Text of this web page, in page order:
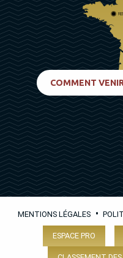
COMMENT
MENTIONS LÉGALES •
ESPACE PRO